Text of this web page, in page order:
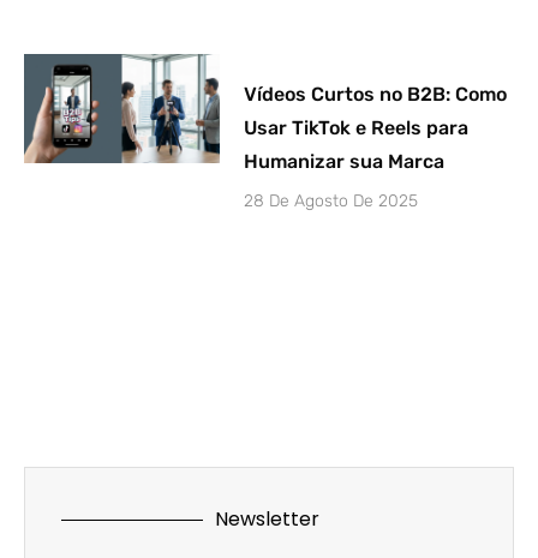
Vídeos Curtos no B2B: Como
Usar TikTok e Reels para
Humanizar sua Marca
28 De Agosto De 2025
Newsletter